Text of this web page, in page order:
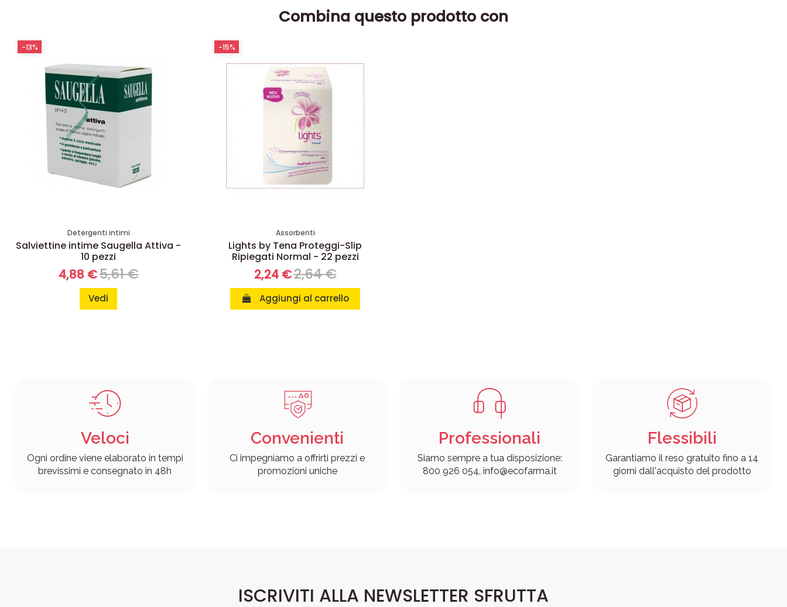
Combina questo prodotto con
Detergenti intimi
Salviettine intime Saugella Attiva -
10 pezzi
4,88 €5,61 €
Vedi
-13%
Assorbenti
Lights by Tena Proteggi-Slip
Ripiegati Normal - 22 pezzi
2,24 €2,64 €
Aggiungi al carrello
-15%
Veloci
Ogni ordine viene elaborato in tempi
brevissimi e consegnato in 48h
Convenienti
Ci impegniamo a offrirti prezzi e
promozioni uniche
Professionali
Siamo sempre a tua disposizione:
800 926 054, info@ecofarma.it
Flessibili
Garantiamo il reso gratuito fino a 14
giorni dall'acquisto del prodotto
ISCRIVITI ALLA NEWSLETTER SFRUTTA